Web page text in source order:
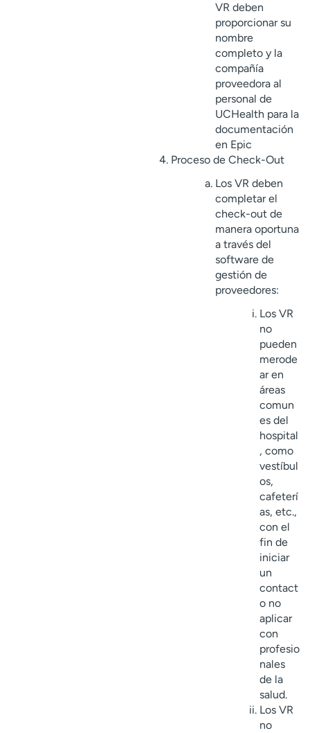
VR deben
proporcionar su
nombre
completo y la
compañía
proveedora al
personal de
UCHealth para la
documentación
en Epic
Proceso de Check-Out
Los VR deben
completar el
check-out de
manera oportuna
a través del
software de
gestión de
proveedores:
Los VR
no
pueden
merode
ar en
áreas
comun
es del
hospital
, como
vestíbul
os,
cafeterí
as, etc.,
con el
fin de
iniciar
un
contact
o no
aplicar
con
profesio
nales
de la
salud.
Los VR
no